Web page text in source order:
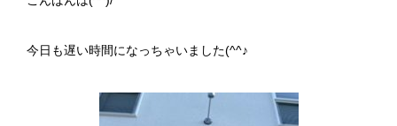
今日も遅い時間になっちゃいました(^^♪